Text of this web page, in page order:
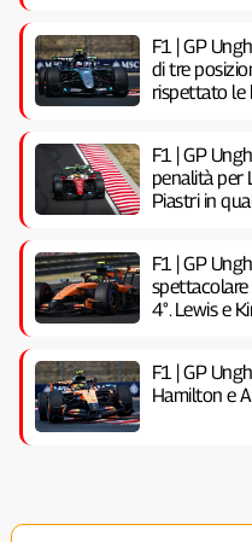
F1 | GP
di tre
rispettato le
F1 | GP
penalità per
Piastri in
F1 | GP
spettacolare
4°. Lewis e
F1 | GP
Hamilton e